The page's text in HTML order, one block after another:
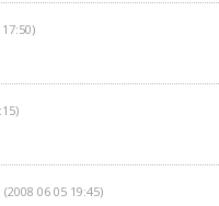
(2008 06 05 19:45)